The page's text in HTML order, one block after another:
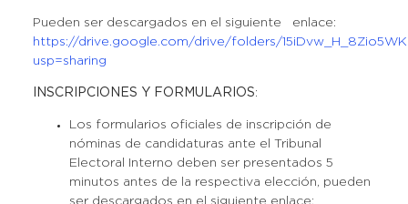
Pueden ser descargados en el siguiente enlace:
https://drive.google.com/drive/folders/
usp=sharing
INSCRIPCIONES Y FORMULARIOS:
Los formularios oficiales de inscripción de
nóminas de candidaturas ante el Tribunal
Electoral Interno deben ser presentados 5
minutos antes de la respectiva elección, pueden
ser descargados en el siguiente enlace: